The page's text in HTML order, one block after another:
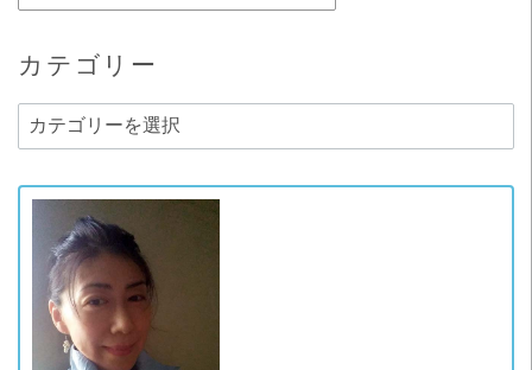
カテゴリー
カ
テ